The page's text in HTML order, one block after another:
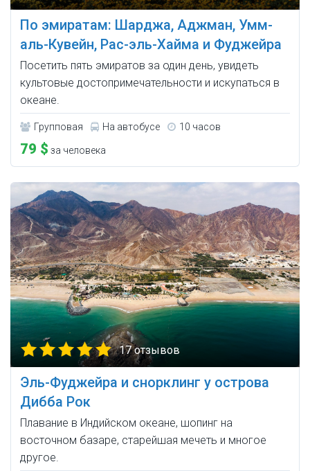
По эмиратам: Шарджа, Аджман, Умм-
аль-Кувейн, Рас-эль-Хайма и Фуджейра
Посетить пять эмиратов за один день, увидеть
культовые достопримечательности и искупаться в
океане.
Групповая На автобусе 10 часов
79 $ за человека
17 отзывов
Эль-Фуджейра и снорклинг у острова
Дибба Рок
Плавание в Индийском океане, шопинг на
восточном базаре, старейшая мечеть и многое
другое.